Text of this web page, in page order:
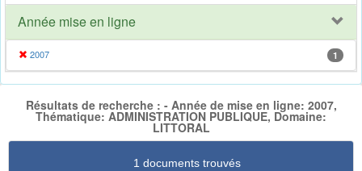
Année mise en ligne
2007 1
Résultats de recherche : - Année de mise en ligne: 2007,
Thématique: ADMINISTRATION PUBLIQUE, Domaine:
LITTORAL
1 documents trouvés